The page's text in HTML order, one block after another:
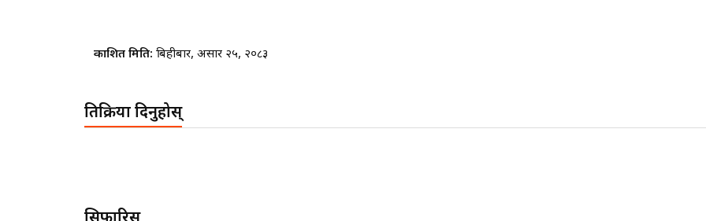
प्रकाशित मिति: बिहीबार, असार २५, २०८३
प्रतिक्रिया दिनुहोस्